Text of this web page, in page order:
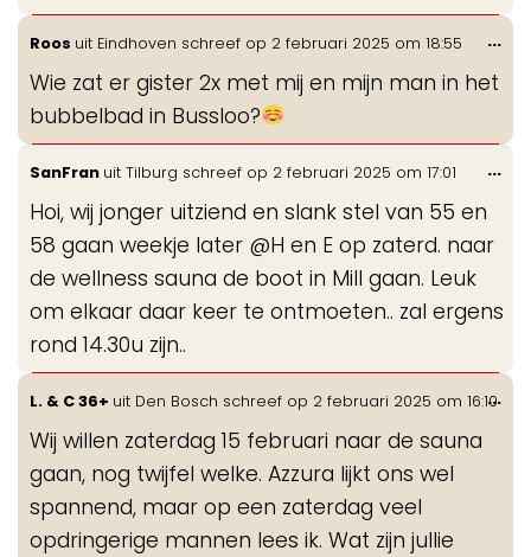
Roos uit Eindhoven schreef op 2 februari 2025 om 18:55
Wie zat er gister 2x met mij en mijn man in het
bubbelbad in Bussloo?
...
SanFran uit Tilburg schreef op 2 februari 2025 om 17:01
Hoi, wij jonger uitziend en slank stel van 55 en
58 gaan weekje later @H en E op zaterd. naar
de wellness sauna de boot in Mill gaan. Leuk
om elkaar daar keer te ontmoeten.. zal ergens
rond 14.30u zijn..
...
L. & C 36+ uit Den Bosch schreef op 2 februari 2025 om 16:10
Wij willen zaterdag 15 februari naar de sauna
gaan, nog twijfel welke. Azzura lijkt ons wel
spannend, maar op een zaterdag veel
opdringerige mannen lees ik. Wat zijn jullie
...